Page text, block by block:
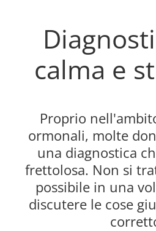
calma e
Proprio
ormonali, molte
una diagnostica
frettolosa. Non si
possibile in una
discutere le cose